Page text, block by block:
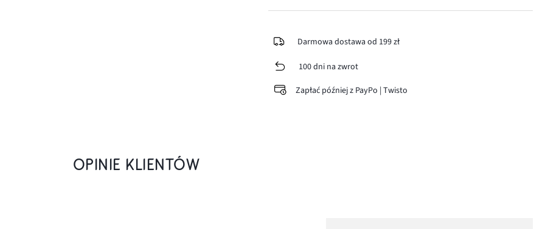
Darmowa dostawa od 199 zł
100 dni na zwrot
Zapłać później z PayPo | Twisto
OPINIE KLIENTÓW